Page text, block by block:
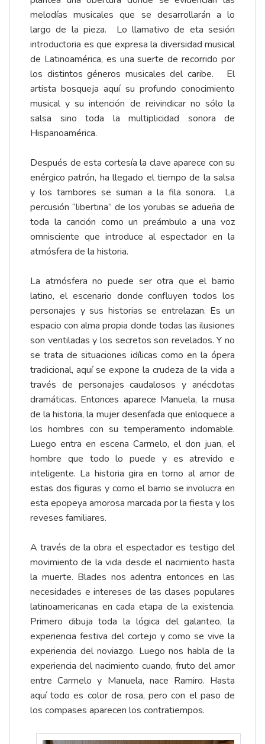
melodías musicales que se desarrollarán a lo
largo de la pieza. Lo llamativo de eta sesión
introductoria es que expresa la diversidad musical
de Latinoamérica, es una suerte de recorrido por
los distintos géneros musicales del caribe. El
artista bosqueja aquí su profundo conocimiento
musical y su intención de reivindicar no sólo la
salsa sino toda la multiplicidad sonora de
Hispanoamérica.
Después de esta cortesía la clave aparece con su
enérgico patrón, ha llegado el tiempo de la salsa
y los tambores se suman a la fila sonora. La
percusión “libertina” de los yorubas se adueña de
toda la canción como un preámbulo a una voz
omnisciente que introduce al espectador en la
atmósfera de la historia.
La atmósfera no puede ser otra que el barrio
latino, el escenario donde confluyen todos los
personajes y sus historias se entrelazan. Es un
espacio con alma propia donde todas las ilusiones
son ventiladas y los secretos son revelados. Y no
se trata de situaciones idílicas como en la ópera
tradicional, aquí se expone la crudeza de la vida a
través de personajes caudalosos y anécdotas
dramáticas. Entonces aparece Manuela, la musa
de la historia, la mujer desenfada que enloquece a
los hombres con su temperamento indomable.
Luego entra en escena Carmelo, el don juan, el
hombre que todo lo puede y es atrevido e
inteligente. La historia gira en torno al amor de
estas dos figuras y como el barrio se involucra en
esta epopeya amorosa marcada por la fiesta y los
reveses familiares.
A través de la obra el espectador es testigo del
movimiento de la vida desde el nacimiento hasta
la muerte. Blades nos adentra entonces en las
necesidades e intereses de las clases populares
latinoamericanas en cada etapa de la existencia.
Primero dibuja toda la lógica del galanteo, la
experiencia festiva del cortejo y como se vive la
experiencia del noviazgo. Luego nos habla de la
experiencia del nacimiento cuando, fruto del amor
entre Carmelo y Manuela, nace Ramiro. Hasta
aquí todo es color de rosa, pero con el paso de
los compases aparecen los contratiempos.